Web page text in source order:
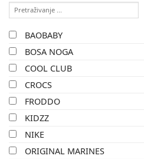
BAOBABY
BOSA NOGA
COOL CLUB
CROCS
FRODDO
KIDZZ
NIKE
ORIGINAL MARINES